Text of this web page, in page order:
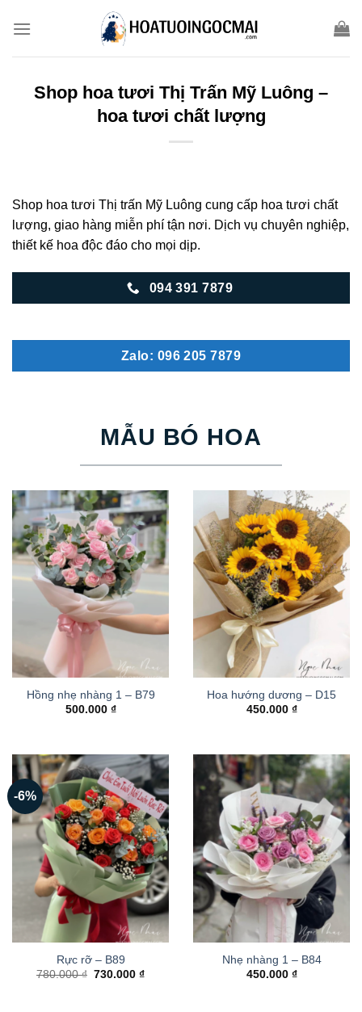
Shop hoa tươi Thị Trấn Mỹ Luông –
hoa tươi chất lượng
Shop hoa tươi Thị trấn Mỹ Luông cung cấp hoa tươi chất
lượng, giao hàng miễn phí tận nơi. Dịch vụ chuyên nghiệp,
thiết kế hoa độc đáo cho mọi dịp.
094 391 7879
Zalo: 096 205 7879
MẪU BÓ HOA
Hồng nhẹ nhàng 1 – B79
500.000 ₫
Hoa hướng dương – D15
450.000 ₫
-6%
Rực rỡ – B89
780.000₫ Giá
730.000₫Giá
Nhẹ nhàng 1 – B84
450.000 ₫